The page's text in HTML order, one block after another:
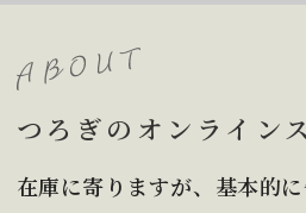
つろぎのオンライン
在庫に寄りますが、基本的